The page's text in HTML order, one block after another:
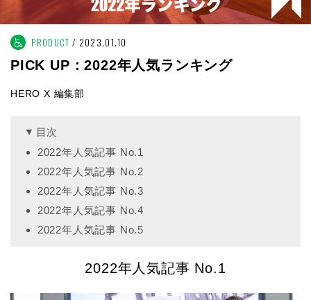
PRODUCT 2023.01.10
PICK UP：2022年人気ランキング
HERO X 編集部
目次
2022年人気記事 No.1
2022年人気記事 No.2
2022年人気記事 No.3
2022年人気記事 No.4
2022年人気記事 No.5
2022年人気記事 No.1